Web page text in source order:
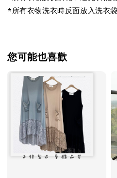
*所有衣物洗衣時反面放入洗衣
您可能也喜歡